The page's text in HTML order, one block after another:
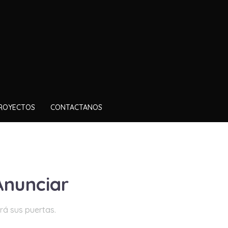
CONTACTANOS
sus puertas.